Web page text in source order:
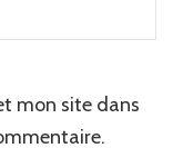
mon site dans